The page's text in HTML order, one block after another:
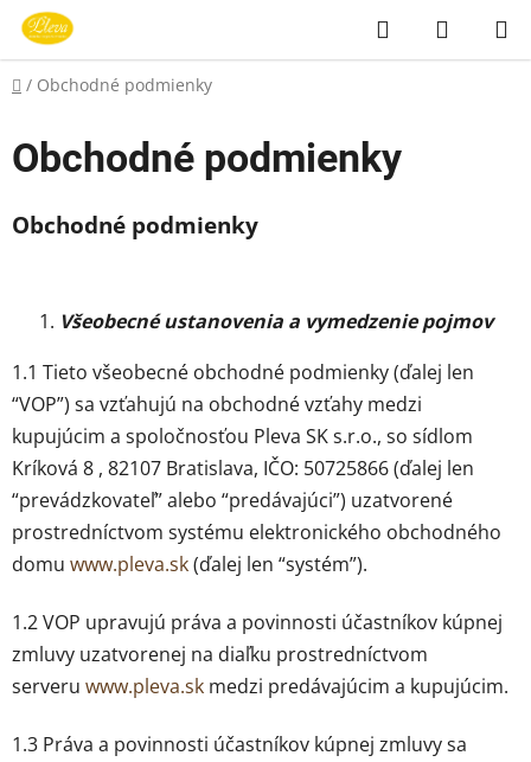
Prejsť
obsah
Hľadať
KOŠÍK
Domov
/ Obchodné podmienky
Obchodné podmienky
Obchodné podmienky
Všeobecné ustanovenia a vymedzenie pojmov
1.1 Tieto všeobecné obchodné podmienky (ďalej len
“VOP”) sa vzťahujú na obchodné vzťahy medzi
kupujúcim a spoločnosťou Pleva SK s.r.o., so sídlom
Kríková 8 , 82107 Bratislava, IČO: 50725866 (ďalej len
“prevádzkovateľ” alebo “predávajúci”) uzatvorené
prostredníctvom systému elektronického obchodného
domu www.pleva.sk(ďalej len “systém”).
1.2 VOP upravujú práva a povinnosti účastníkov kúpnej
zmluvy uzatvorenej na diaľku prostredníctvom
serveru www.pleva.sk medzi predávajúcim a kupujúcim.
1.3 Práva a povinnosti účastníkov kúpnej zmluvy sa